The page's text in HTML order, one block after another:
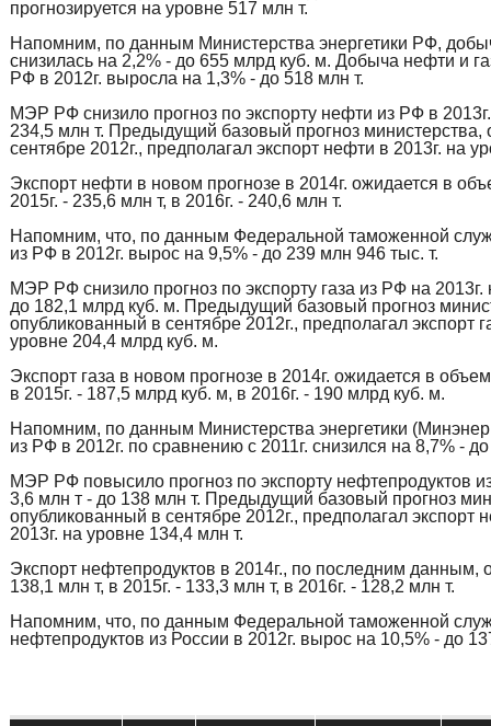
прогнозируется на уровне 517 млн т.
Напомним, по данным Министерства энергетики РФ,
снизилась на 2,2% - до 655 млрд куб. м. Добыча нефти и
РФ в 2012г. выросла на 1,3% - до 518 млн т.
МЭР РФ снизило прогноз по экспорту нефти из РФ в
234,5 млн т. Предыдущий базовый прогноз министерства,
сентябре 2012г., предполагал экспорт нефти в 2013г. на
Экспорт нефти в новом прогнозе в 2014г. ожидается в
2015г. - 235,6 млн т, в 2016г. - 240,6 млн т.
Напомним, что, по данным Федеральной таможенной
из РФ в 2012г. вырос на 9,5% - до 239 млн 946 тыс. т.
МЭР РФ снизило прогноз по экспорту газа из РФ на
до 182,1 млрд куб. м. Предыдущий базовый прогноз
опубликованный в сентябре 2012г., предполагал экспорт
уровне 204,4 млрд куб. м.
Экспорт газа в новом прогнозе в 2014г. ожидается в
в 2015г. - 187,5 млрд куб. м, в 2016г. - 190 млрд куб. м.
Напомним, по данным Министерства энергетики
из РФ в 2012г. по сравнению с 2011г. снизился на 8,7% -
МЭР РФ повысило прогноз по экспорту нефтепродуктов
3,6 млн т - до 138 млн т. Предыдущий базовый прогноз
опубликованный в сентябре 2012г., предполагал экспорт
2013г. на уровне 134,4 млн т.
Экспорт нефтепродуктов в 2014г., по последним данным,
138,1 млн т, в 2015г. - 133,3 млн т, в 2016г. - 128,2 млн т.
Напомним, что, по данным Федеральной таможенной
нефтепродуктов из России в 2012г. вырос на 10,5% - до